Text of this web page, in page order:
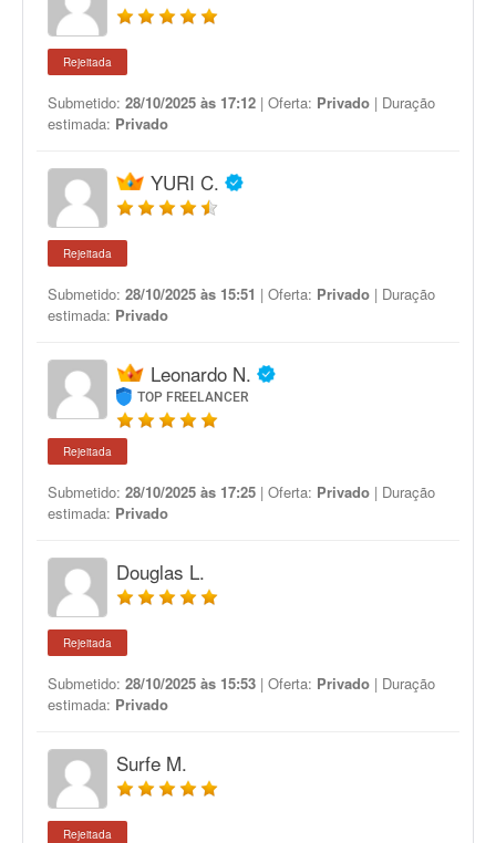
Rejeitada
Submetido: 28/10/2025 às 17:12 | Oferta: Privado | Duração
estimada: Privado
YURI C.
Rejeitada
Submetido: 28/10/2025 às 15:51 | Oferta: Privado | Duração
estimada: Privado
Leonardo N.
TOP FREELANCER
Rejeitada
Submetido: 28/10/2025 às 17:25 | Oferta: Privado | Duração
estimada: Privado
Douglas L.
Rejeitada
Submetido: 28/10/2025 às 15:53 | Oferta: Privado | Duração
estimada: Privado
Surfe M.
Rejeitada